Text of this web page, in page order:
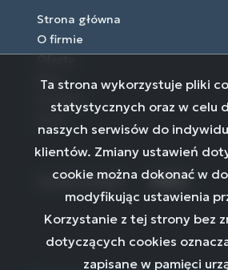
Strona główna
O firmie
Oferty
Blog
Kontakt
social media Facebook
Facebook
Ta strona wykorzystuje pliki
statystycznych oraz w celu
naszych serwisów do
klientów. Zmiany ustawień
cookie można dokonać w
modyfikując ustawienia
Korzystanie z tej strony bez
dotyczących cookies
zapisane w pamięci